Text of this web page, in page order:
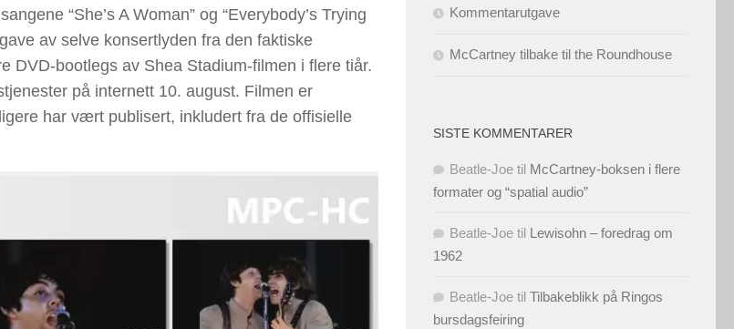
“She’s A Woman” og “Everybody’s Trying
av selve konsertlyden fra den faktiske
DVD-bootlegs av Shea Stadium-filmen i flere tiår.
på internett 10. august. Filmen er
har vært publisert, inkludert fra de offisielle
Kommentarutgave
McCartney tilbake til the Roundhouse
SISTE KOMMENTARER
Beatle-Joe til McCartney-boksen i flere
formater og “spatial audio”
Beatle-Joe til Lewisohn – foredrag om
1962
Beatle-Joe til Tilbakeblikk på Ringos
bursdagsfeiring